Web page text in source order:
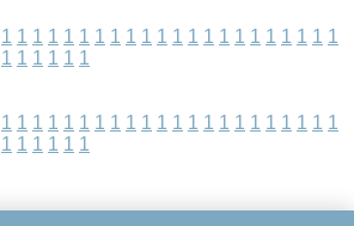
1 1 1 1 1 1 1 1 1 1 1 1 1 1 1 1 1 1 1 1 1 1
1 1 1 1 1 1
1 1 1 1 1 1 1 1 1 1 1 1 1 1 1 1 1 1 1 1 1 1
1 1 1 1 1 1